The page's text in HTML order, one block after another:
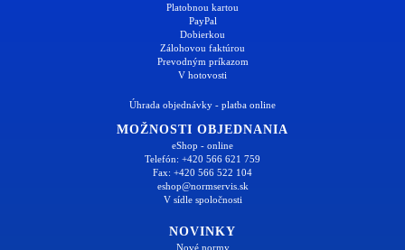
Platobnou kartou
PayPal
Dobierkou
Zálohovou faktúrou
Prevodným príkazom
V hotovosti
Úhrada objednávky - platba online
MOŽNOSTI OBJEDNANIA
eShop - online
Telefón: +420 566 621 759
Fax: +420 566 522 104
eshop@normservis.sk
V sídle spoločnosti
NOVINKY
Nové normy